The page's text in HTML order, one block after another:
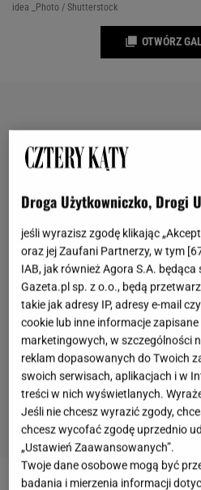
idea _Photo / Shutterstock
OTWÓRZ
Droga Użytkowniczko, Drogi
jeśli wyrazisz zgodę klikając
oraz jej Zaufani Partnerzy, w tym [
IAB, jak również Agora S.A. będąca
Gazeta.pl sp. z o.o., będą
takie jak adresy IP, adresy e-mail
cookie lub inne informacje
marketingowych, w szczególności
reklam dopasowanych do Twoich
swoich serwisach, aplikacjach i w
treści w nich wyświetlanych.
Jeśli nie chcesz wyrazić zgody,
chcesz wycofać zgodę uprzednio
„Ustawień Zaawansowanych”.
Twoje dane osobowe mogą być
badania i mierzenia informacji